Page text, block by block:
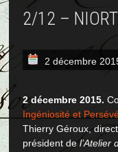
2/12 –
2 décembre
2 décembre 2015.
Ingéniosité et
Thierry Géroux,
président del’Atelier